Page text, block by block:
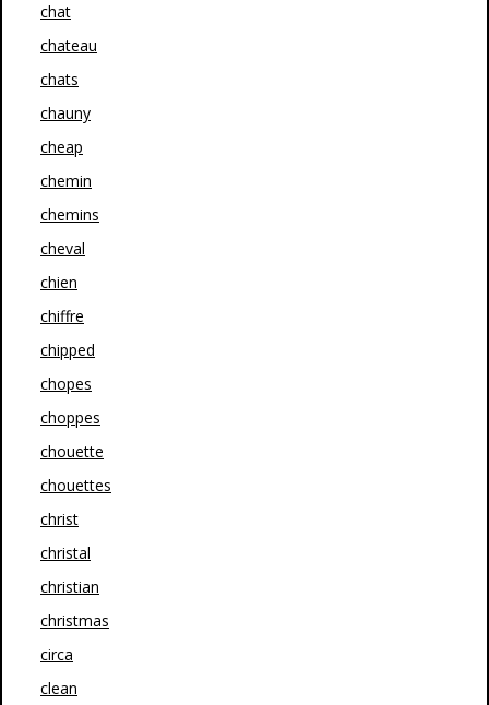
chat
chateau
chats
chauny
cheap
chemin
chemins
cheval
chien
chiffre
chipped
chopes
choppes
chouette
chouettes
christ
christal
christian
christmas
circa
clean